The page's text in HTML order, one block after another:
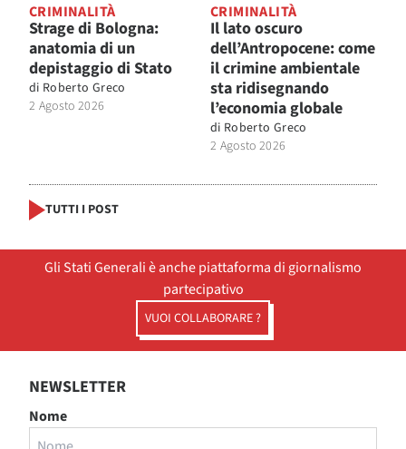
CRIMINALITÀ
Strage di Bologna:
anatomia di un
depistaggio di Stato
di Roberto Greco
2 Agosto 2026
CRIMINALITÀ
Il lato oscuro
dell’Antropocene: come
il crimine ambientale
sta ridisegnando
l’economia globale
di Roberto Greco
2 Agosto 2026
TUTTI I POST
Gli Stati Generali è anche piattaforma di giornalismo
partecipativo
VUOI COLLABORARE ?
NEWSLETTER
Nome